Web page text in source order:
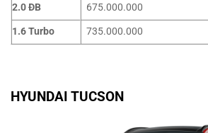
2.0 ĐB
675.000.000
1.6 Turbo
735.000.000
HYUNDAI TUCSON